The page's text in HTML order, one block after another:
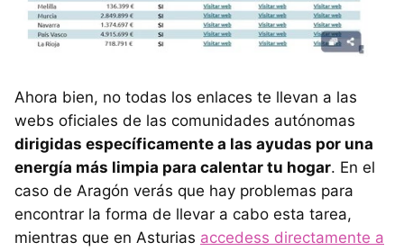
Ahora bien, no todas los enlaces te llevan a las
webs oficiales de las comunidades autónomas
dirigidas específicamente a las ayudas por una
energía más limpia para calentar tu hogar. En el
caso de Aragón verás que hay problemas para
encontrar la forma de llevar a cabo esta tarea,
mientras que en Asturias accedess directamente a